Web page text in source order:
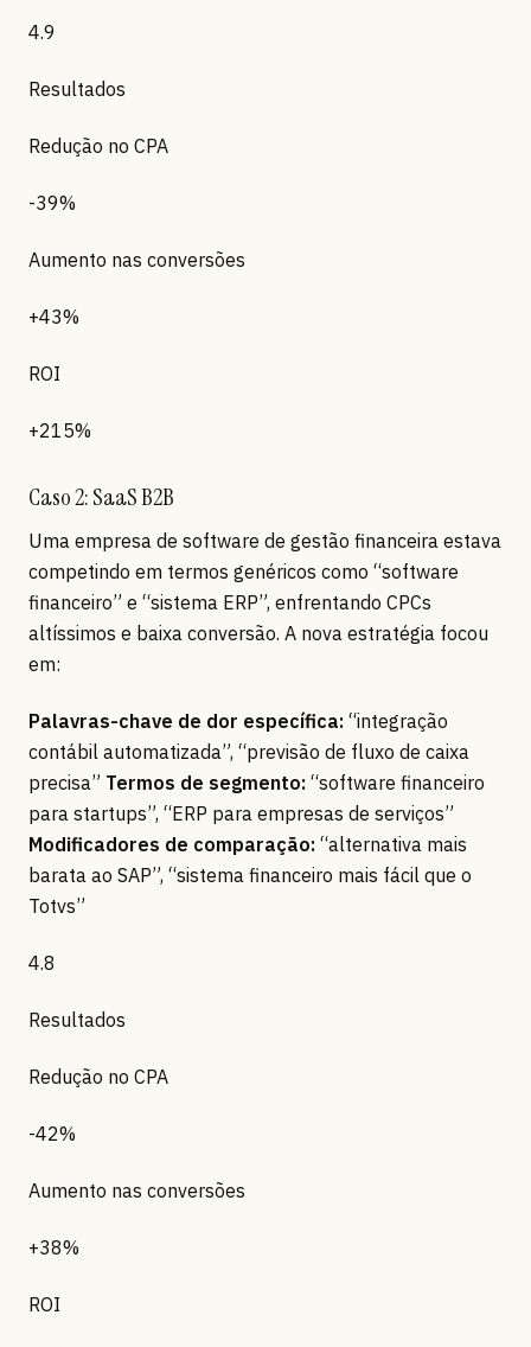
4.9
Resultados
Redução no CPA
-39%
Aumento nas conversões
+43%
ROI
+215%
Caso 2: SaaS B2B
Uma empresa de software de gestão financeira estava
competindo em termos genéricos como “software
financeiro” e “sistema ERP”, enfrentando CPCs
altíssimos e baixa conversão. A nova estratégia focou
em:
Palavras-chave de dor específica: “integração
contábil automatizada”, “previsão de fluxo de caixa
precisa” Termos de segmento: “software financeiro
para startups”, “ERP para empresas de serviços”
Modificadores de comparação: “alternativa mais
barata ao SAP”, “sistema financeiro mais fácil que o
Totvs”
4.8
Resultados
Redução no CPA
-42%
Aumento nas conversões
+38%
ROI